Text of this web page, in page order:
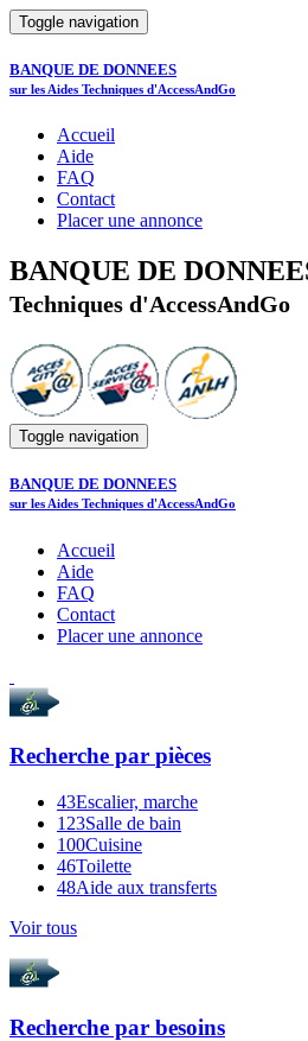
Toggle navigation
BANQUE DE DONNEES
sur les Aides Techniques d'AccessAndGo
Accueil
Aide
FAQ
Contact
Placer une annonce
BANQUE DE
Techniques d'AccessAndGo
Toggle navigation
BANQUE DE DONNEES
sur les Aides Techniques d'AccessAndGo
Accueil
Aide
FAQ
Contact
Placer une annonce
Recherche par pièces
43Escalier, marche
123Salle de bain
100Cuisine
46Toilette
48Aide aux transferts
Voir tous
Recherche par besoins